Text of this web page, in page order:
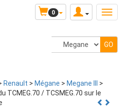
0
Renault > Mégane > Megane III >
TCMEG.70 / TCSMEG.70 sur le